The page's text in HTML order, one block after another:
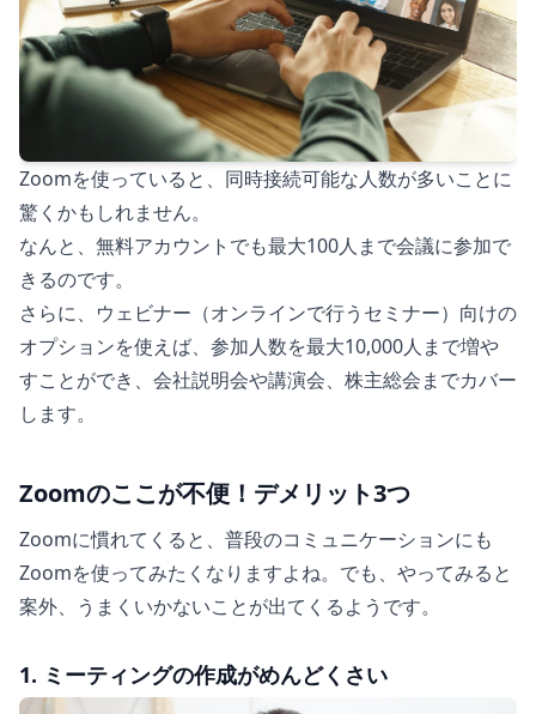
Zoomを使っていると、同時接続可能な人数が多いことに
驚くかもしれません。
なんと、無料アカウントでも最大100人まで会議に参加で
きるのです。
さらに、ウェビナー（オンラインで行うセミナー）向けの
オプションを使えば、参加人数を最大10,000人まで増や
すことができ、会社説明会や講演会、株主総会までカバー
します。
Zoomのここが不便！デメリット3つ
Zoomに慣れてくると、普段のコミュニケーションにも
Zoomを使ってみたくなりますよね。でも、やってみると
案外、うまくいかないことが出てくるようです。
1. ミーティングの作成がめんどくさい